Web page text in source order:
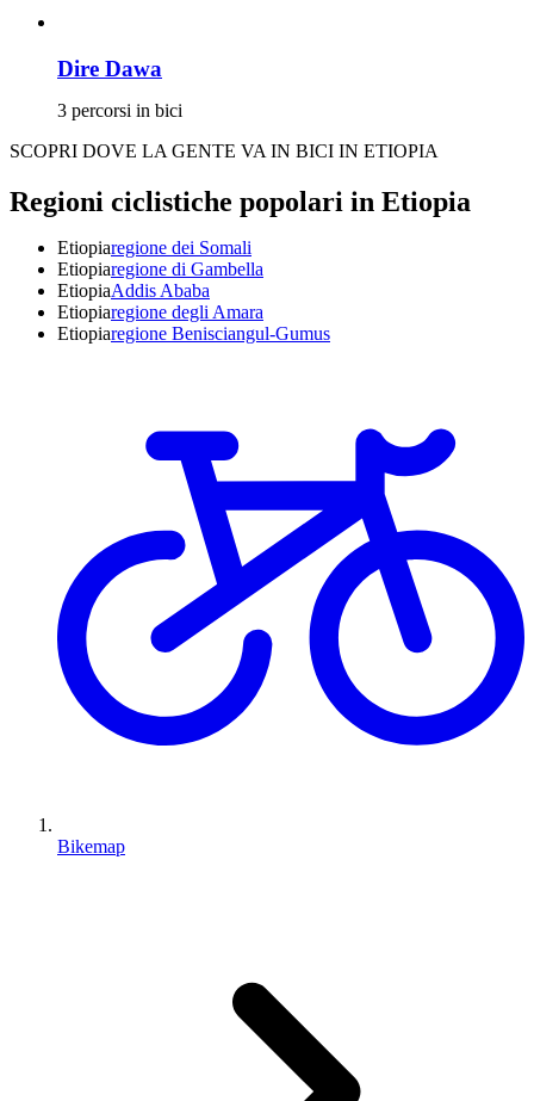
Dire Dawa
3 percorsi in bici
SCOPRI DOVE LA GENTE VA IN BICI IN ETIOPIA
Regioni ciclistiche popolari in Etiopia
Etiopiaregione dei Somali
Etiopiaregione di Gambella
EtiopiaAddis Ababa
Etiopiaregione degli Amara
Etiopiaregione Benisciangul-Gumus
Bikemap